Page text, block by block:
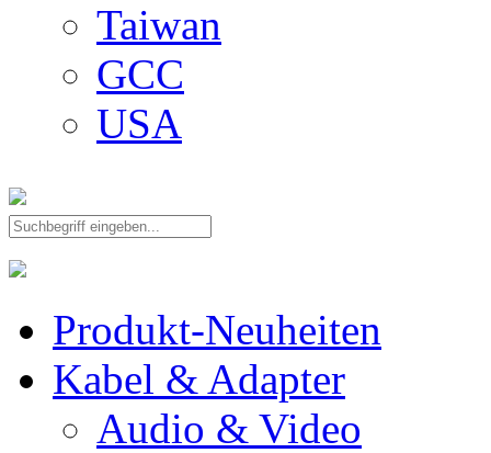
Taiwan
GCC
USA
Produkt-Neuheiten
Kabel & Adapter
Audio & Video